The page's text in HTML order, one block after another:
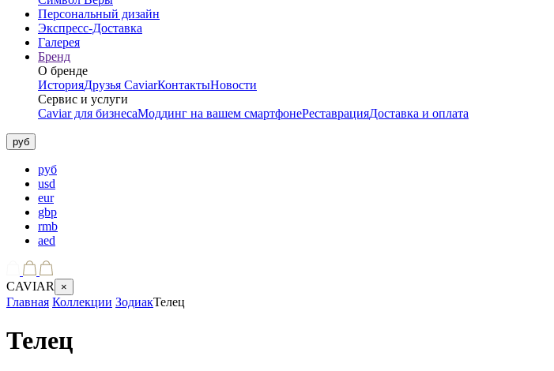
Персональный дизайн
Экспресс-Доставка
Галерея
Бренд
О бренде
ИсторияДрузья CaviarКонтактыНовости
Сервис и услуги
Caviar для бизнесаМоддинг на вашем смартфонеРеставрацияДоставка и оплата
руб
руб
usd
eur
gbp
rmb
aed
CAVIAR ×
Главная Коллекции ЗодиакТелец
Телец